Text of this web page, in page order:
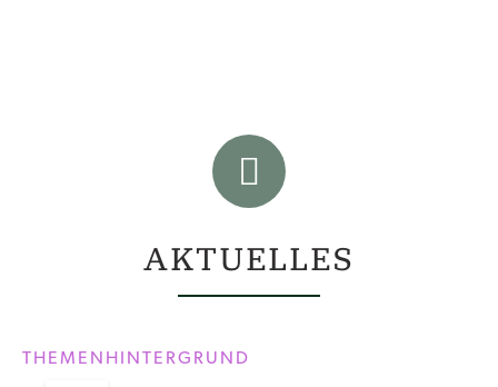
AKTUELLES
THEMENHINTERGRUND